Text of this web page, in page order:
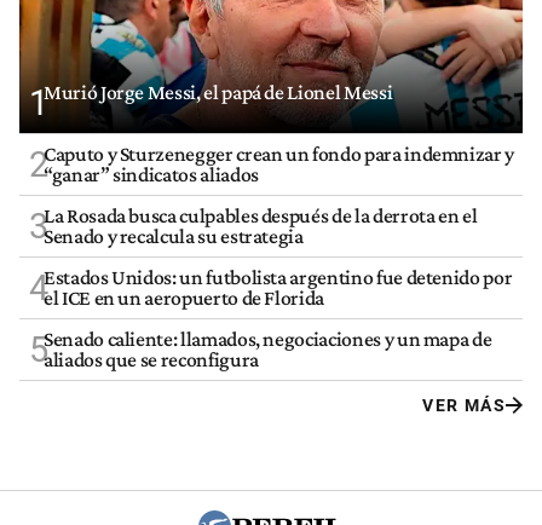
1Murió Jorge Messi, el papá de Lionel Messi
2Caputo y Sturzenegger crean un fondo para indemnizar y
“ganar” sindicatos aliados
3La Rosada busca culpables después de la derrota en el
Senado y recalcula su estrategia
4Estados Unidos: un futbolista argentino fue detenido por
el ICE en un aeropuerto de Florida
5Senado caliente: llamados, negociaciones y un mapa de
aliados que se reconfigura
VER MÁS